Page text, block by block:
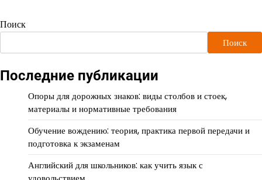
Поиск
Поиск
Последние публикации
Опоры для дорожных знаков: виды столбов и стоек,
материалы и нормативные требования
Обучение вождению: теория, практика первой передачи и
подготовка к экзаменам
Английский для школьников: как учить язык с